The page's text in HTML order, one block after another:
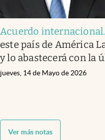
Acuerdo internacional.
este país de América
y lo abastecerá con la
jueves, 14 de Mayo de 2026
Ver más notas